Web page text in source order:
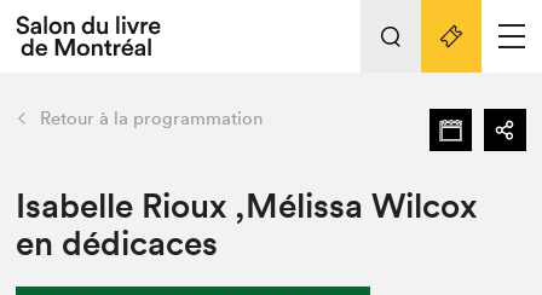
Tout sur l'édition 2022
Actualités
Vidéos et Balados
retour Nos activités
Édition 2022
Liens pratiques
Retour à la programmation
Isabelle Rioux ,Mélissa Wilcox
en dédicaces